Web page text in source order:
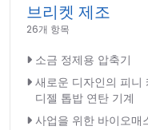
브리켓 제조
26개 항목
소금 정제용 압축기
새로운 디자인의 피니
디젤 톱밥 연탄 기계
사업을 위한 바이오매